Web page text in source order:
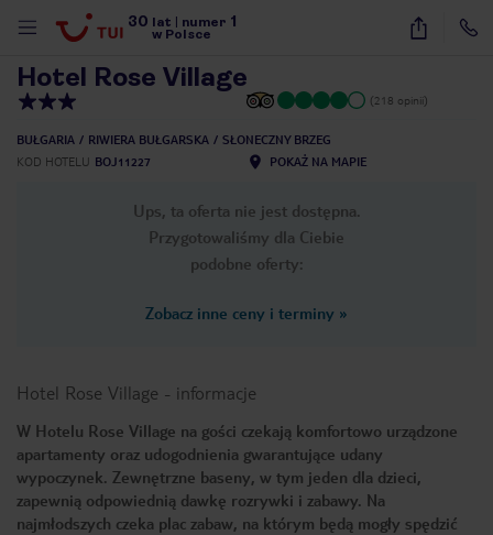
30 lat numer 1
w Polsce
13
Hotel Rose Village
(218 opinii)
BUŁGARIA RIWIERA BUŁGARSKA
SŁONECZNY BRZEG
KOD HOTELU BOJ11227 POKAŻ NA MAPIE
Ups, ta oferta nie jest dostępna.
Przygotowaliśmy dla Ciebie
podobne oferty:
Zobacz inne ceny i terminy »
Hotel Rose Village - informacje
W Hotelu Rose Village na gości czekają komfortowo urządzone
apartamenty oraz udogodnienia gwarantujące udany
wypoczynek. Zewnętrzne baseny, w tym jeden dla dzieci,
zapewnią odpowiednią dawkę rozrywki i zabawy. Na
najmłodszych czeka plac zabaw, na którym będą mogły spędzić